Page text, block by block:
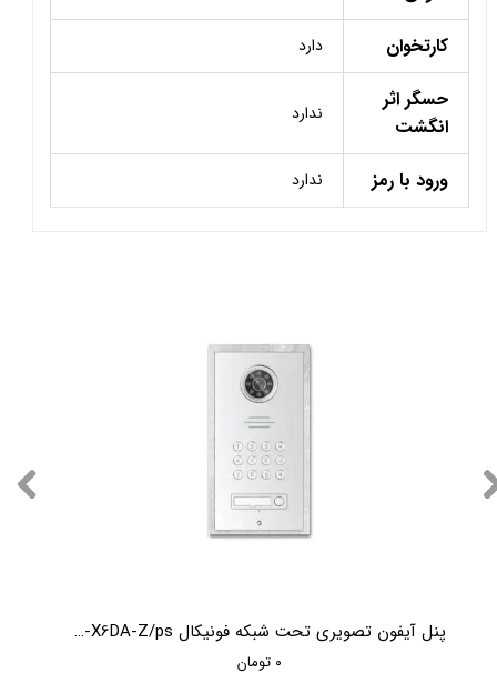
کارتخوان دارد
حسگر اثر
انگشت
ندارد
ورود با رمز ندارد
پنل آیفون تصویری تحت شبکه فونیکال Phonical TC-X6DA-Z/ps
۰ تومان